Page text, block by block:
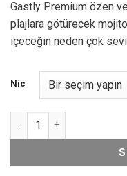
Gastly Premium özen
plajlara götürecek
içeceğin neden çok
Nic
Likit Gastly Mojito adet